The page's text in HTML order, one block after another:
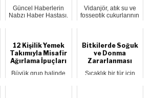
Güncel Haberlerin
Nabzı Haber Hastası,
Vidanjör, atık su ve
fosseptik çukurlarının
12 Kişilik Yemek
Takımıyla Misafir
Ağırlama İpuçları
Büyük grup halinde
Bitkilerde Soğuk
ve Donma
Zararlanması
Sıcaklık bir tür için